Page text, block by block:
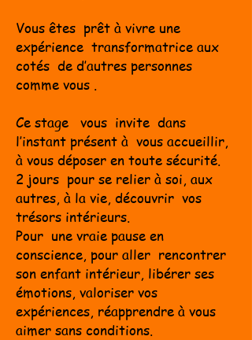
Vous êtes prêt à vivre une
expérience transformatrice aux
cotés de d’autres personnes
comme vous .
Ce stage vous invite dans
l’instant présent à vous accueillir,
à vous déposer en toute sécurité.
2 jours pour se relier à soi, aux
autres, à la vie, découvrir vos
trésors intérieurs.
Pour une vraie pause en
conscience, pour aller rencontrer
son enfant intérieur, libérer ses
émotions, valoriser vos
expériences, réapprendre à vous
aimer sans conditions.